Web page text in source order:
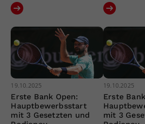
19.10.2025
Erste Bank Open:
Hauptbewerbsstart
mit 3 Gesetzten und
19.10.2025
Erste
mit 3